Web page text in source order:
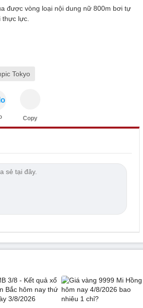
được vòng loại nội dung nữ 800m bơi tự
lực.
Tokyo
Copy